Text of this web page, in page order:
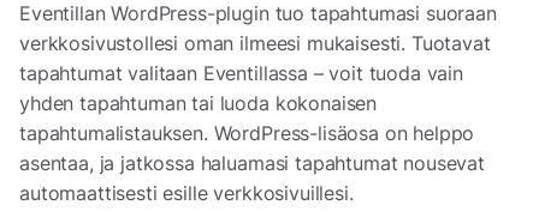
Eventillan WordPress-plugin tuo tapahtumasi suoraan
verkkosivustollesi oman ilmeesi mukaisesti. Tuotavat
tapahtumat valitaan Eventillassa – voit tuoda vain
yhden tapahtuman tai luoda kokonaisen
tapahtumalistauksen. WordPress-lisäosa on helppo
asentaa, ja jatkossa haluamasi tapahtumat nousevat
automaattisesti esille verkkosivuillesi.